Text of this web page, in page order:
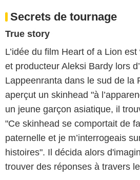
Secrets de tournage
True story
L’idée du film Heart of a Lion
et producteur Aleksi Bardy lors
Lappeenranta dans le sud de la
aperçut un skinhead "à
un jeune garçon asiatique, il
"Ce skinhead se comportait de
paternelle et je m’interrogeais
histoires". Il décida alors
trouver des réponses à travers le